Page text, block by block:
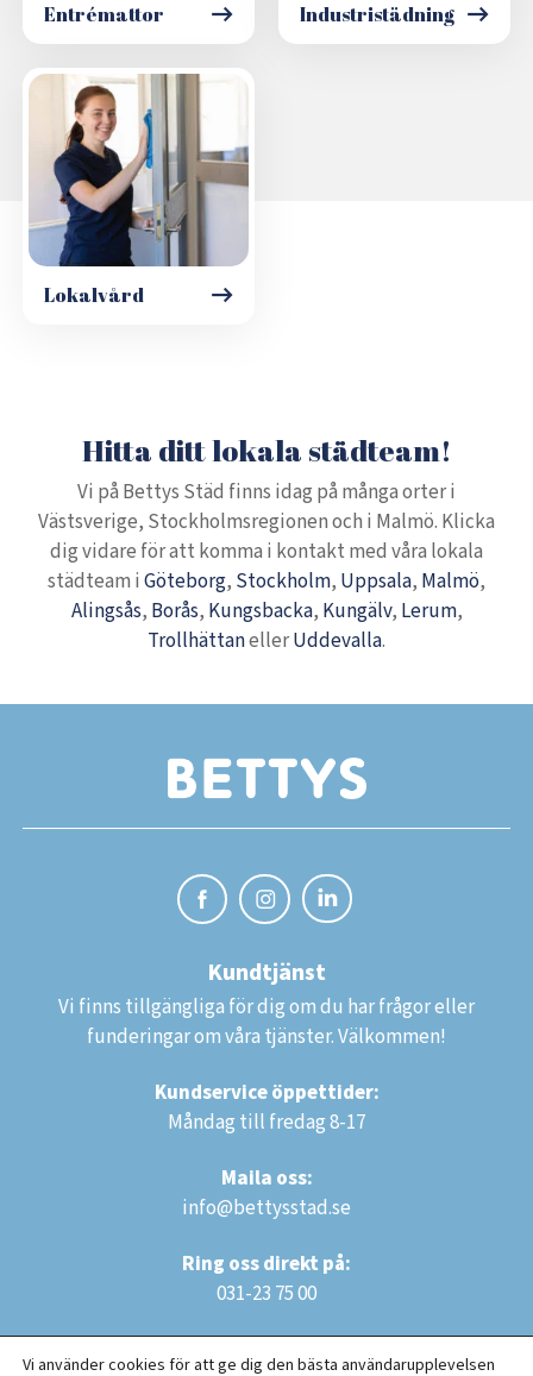
Entrémattor Industristädning
Lokalvård
Hitta ditt lokala städteam!
Vi på Bettys Städ finns idag på många orter i
Västsverige, Stockholmsregionen och i Malmö. Klicka
dig vidare för att komma i kontakt med våra lokala
städteam i Göteborg, Stockholm, Uppsala, Malmö,
Alingsås, Borås, Kungsbacka, Kungälv, Lerum,
TrollhättanellerUddevalla.
Kundtjänst
Vi finns tillgängliga för dig om du har frågor eller
funderingar om våra tjänster. Välkommen!
Kundservice öppettider:
Måndag till fredag 8-17
Maila oss:
info@bettysstad.se
Ring oss direkt på:
031-23 75 00
Vi använder cookies för att ge dig den bästa användarupplevelsen